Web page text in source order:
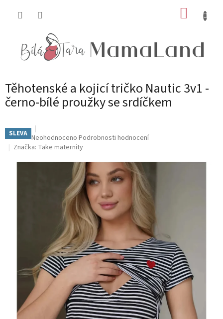
Těhotenské a kojicí tričko Nautic 3v1 -
černo‑bílé proužky se srdíčkem
SLEVA Průměrné
hodnocení
hvězdiček.
Neohodnoceno Podrobnosti hodnocení
Značka: Take maternity